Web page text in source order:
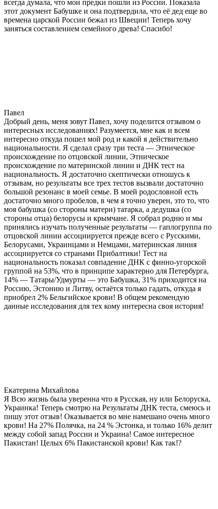
всегда думала, что мои предки пошли из России. Показала
этот документ Бабушке и она подтвердила, что её дед еще во
времена царской России бежал из Швеции! Теперь хочу
заняться составлением семейного древа! Спасибо!
Павел
Добрый день, меня зовут Павел, хочу поделится отзывом о
интересных исследованиях! Разумеется, мне как и всем
интересно откуда пошел мой род и какой я действительно
национальности. Я сделал сразу три теста — Этническое
происхождение по отцовской линии, Этническое
происхождение по материнской линии и ДНК тест на
национальность. Я достаточно скептически отношусь к
отзывам, но результаты все трех тестов вызвали достаточно
большой резонанс в моей семье. В моей родословной есть
достаточно много пробелов, в чем я точно уверен, это то, что
моя бабушка (со стороны матери) татарка, а дедушка (со
стороны отца) белорусы и крымчане. Я собрал родню и мы
принялись изучать полученные результаты — гаплогруппа по
отцовской линии ассоциируется прежде всего с Русскими,
Белорусами, Украинцами и Немцами, материнская линия
ассоциируется со странами Прибалтики! Тест на
национальность показал совпадение ДНК с финно-угорской
группой на 53%, что в принципе характерно для Петербурга,
14% — Татары/Удмурты — это Бабушка, 31% приходится на
Россию, Эстонию и Литву, остаётся только гадать, откуда я
приобрел 2% Бельгийское крови! В общем рекомендую
данные исследования для тех кому интересна своя история!
Екатерина Михайлова
Я Всю жизнь была уверенна что я Русская, ну или Белоруска,
Украинка! Теперь смотрю на Результаты ДНК теста, смеюсь и
пишу этот отзыв! Оказывается во мне намешано очень много
крови! На 27% Полячка, на 24 % Эстонка, и только 16% делит
между собой запад России и Украина! Самое интересное
Пакистан! Целых 6% Пакистанской крови! Как так!?